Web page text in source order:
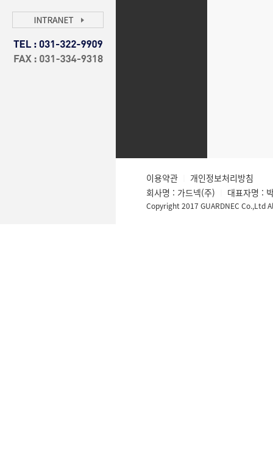
이용약관
개인정보처리방침
회사명 : 가드넥(주)
대표자명 :
Copyright 2017 GUARDNEC Co.,Ltd